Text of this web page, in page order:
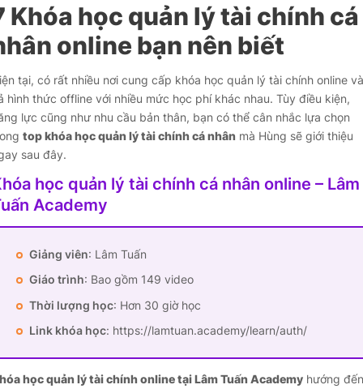
Khóa học quản lý tài chính cá
online bạn nên biết
tại, có rất nhiều nơi cung cấp khóa học quản lý tài chính online và
hình thức offline với nhiều mức học phí khác nhau. Tùy điều kiện,
lực cũng như nhu cầu bản thân, bạn có thể cân nhắc lựa chọn
top khóa học quản lý tài chính cá nhân mà Hùng sẽ giới thiệu
sau đây.
học quản lý tài chính cá nhân online – Lâm
Academy
Giảng viên: Lâm Tuấn
Giáo trình: Bao gồm 149 video
Thời lượng học: Hơn 30 giờ học
Link khóa học: https://lamtuan.academy/learn/auth/
học quản lý tài chính online tại Lâm Tuấn Academyhướng đến